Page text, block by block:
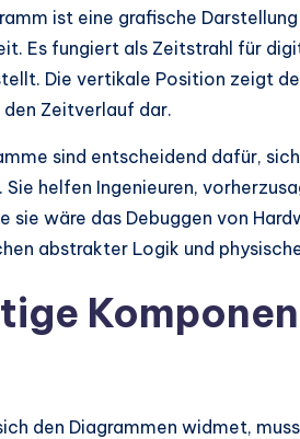
ist eine grafische
Es fungiert als Zeitstrahl für
Die vertikale Position zeigt
Zeitverlauf dar.
sind entscheidend dafür,
helfen Ingenieuren,
sie wäre das Debuggen von
abstrakter Logik und
den Diagrammen widmet,